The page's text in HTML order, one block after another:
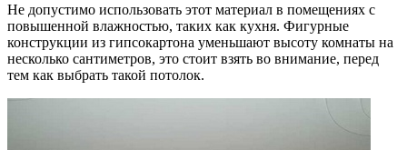
Не допустимо использовать этот материал в помещениях с
повышенной влажностью, таких как кухня. Фигурные
конструкции из гипсокартона уменьшают высоту комнаты на
несколько сантиметров, это стоит взять во внимание, перед
тем как выбрать такой потолок.